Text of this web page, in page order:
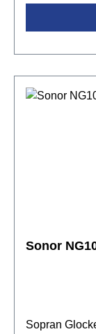
Sonor
Sopran